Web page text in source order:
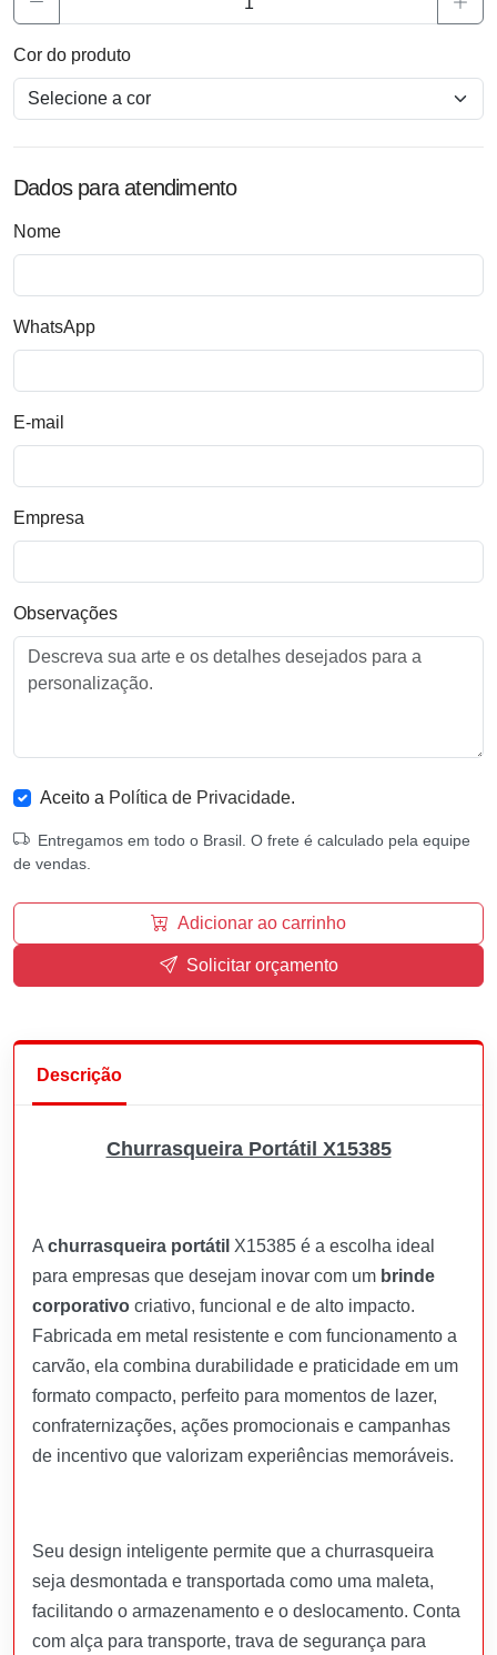
Cor do produto
Dados para atendimento
Nome
WhatsApp
E-mail
Empresa
Observações
Aceito a Política de Privacidade.
Entregamos em todo o Brasil. O frete é calculado pela equipe
de vendas.
Adicionar ao carrinho
Solicitar orçamento
Descrição
Churrasqueira Portátil X15385
A churrasqueira portátil X15385 é a escolha ideal
para empresas que desejam inovar com um brinde
corporativo criativo, funcional e de alto impacto.
Fabricada em metal resistente e com funcionamento a
carvão, ela combina durabilidade e praticidade em um
formato compacto, perfeito para momentos de lazer,
confraternizações, ações promocionais e campanhas
de incentivo que valorizam experiências memoráveis.
Seu design inteligente permite que a churrasqueira
seja desmontada e transportada como uma maleta,
facilitando o armazenamento e o deslocamento. Conta
com alça para transporte, trava de segurança para